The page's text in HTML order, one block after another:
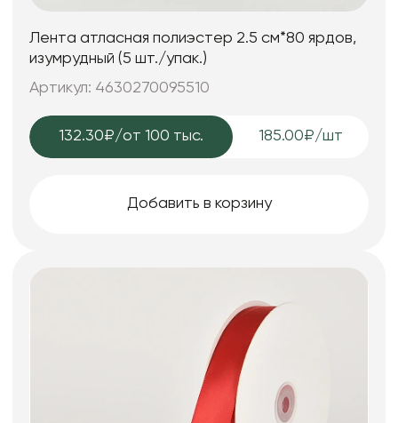
Лента атласная полиэстер 2.5 см*80 ярдов,
изумрудный (5 шт./упак.)
Артикул: 4630270095510
132.30₽/от 100 тыс. 185.00₽/шт
Добавить в корзину